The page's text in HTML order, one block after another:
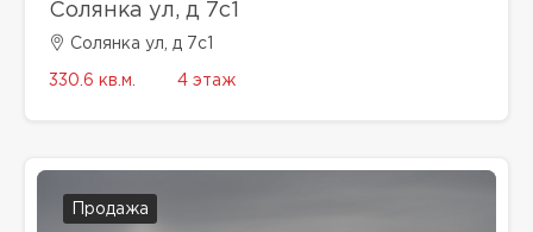
Солянка ул, д 7с1
Солянка ул, д 7с1
330.6 кв.м. 4 этаж
Продажа